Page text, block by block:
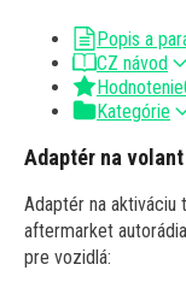
Popis a
CZ návod
Hodnotenie
Kategórie
Adaptér na
Adaptér na aktiváciu
aftermarket
pre vozidlá: